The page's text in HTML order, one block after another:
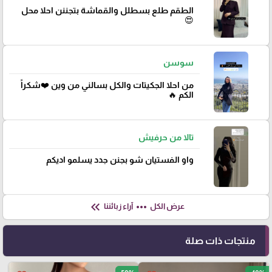
الطقم طلع بسطلل والقماشة بتجننن احلا محل
😍
سوسن
من احلا الجكيتات والكل بسالني من وين ❤️شكراً
الكم 🔥
تالا من حرفيش
واو الفستيان شو بجنن جدد يسلمو اديكم
عرض الكل more_horiz آراء زبائننا keyboard_double_arrow_left
منتجات ذات صلة